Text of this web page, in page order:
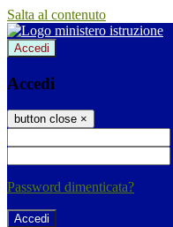
Salta al contenuto
Accedi
Accedi
button close ×
Password dimenticata?